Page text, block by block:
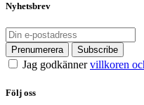
Nyhetsbrev
Jag godkännervillkoren
Följ oss